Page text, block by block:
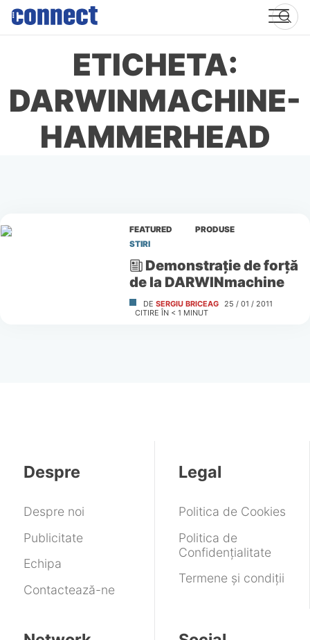
Skip
content
ETICHETA:
DARWINMACHINE-
HAMMERHEAD
FEATURED
PRODUSE
STIRI
Demonstraţie de forţă
de la DARWINmachine
DE SERGIU BRICEAG 25 / 01 / 2011
CITIRE ÎN < 1 MINUT
Despre
Despre noi
Publicitate
Echipa
Contactează-ne
Legal
Politica de Cookies
Politica de
Confidențialitate
Termene și condiții